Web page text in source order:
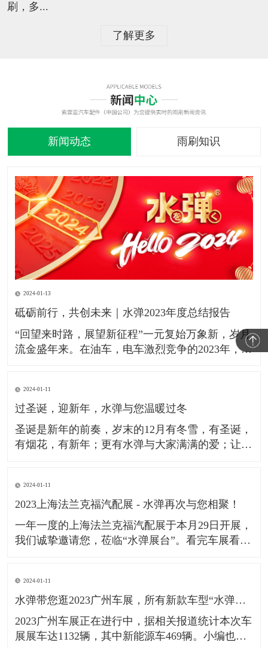
刷，多...
了解更多
新闻动态 雨刷知识
2024-01-13
砥砺前行，共创未来｜水弹2023年度总结报告
​“​​回望来时路，展望新征程”​​一元复始万象新，岁月​
流金盛年来。在油车，电车激烈竞争的2023年，水
荣威，领跑，小鹏，极氪，吉利，高合，比亚迪等
多个汽车品牌；成功通过了德系GMW及日系JIS的
检测标准。让更
2024-01-11
过圣诞，迎新年，水弹与您温暖过冬
​圣诞是新年的前奏，岁末的12月有冬雪，有圣诞，
有烟花，有新年；更有水弹与大家满满的爱；​让我
往。​
2024-01-11
2023上海法兰克福汽配展 - 水弹再次与您相聚！
一年一度的上海法兰克福汽配展于本月29日开展，
我们诚挚邀请您，莅临“水弹展台”。​看完车展看汽
本次展会已是＂水弹＂受邀出展的第9年，此次水
弹也将聚焦展会主题“技术•创新•趋势”，为大家更
好地
2024-01-11
水弹带您逛2023广州车展，所有新款车型“水弹镀膜雨刮”均可适配。
​2023广州车展正在进行中，据相关报道统计本次车
展展车达1132辆，其中新能源车469辆。小编也第